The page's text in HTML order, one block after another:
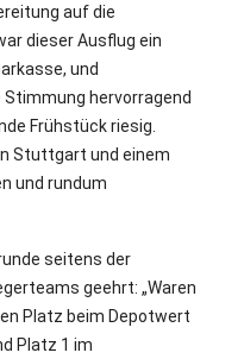
auf die
dieser Ausflug ein
und
hervorragend
Frühstück riesig.
Stuttgart und einem
und rundum
seitens der
geehrt: „Waren
Platz beim Depotwert
Platz 1 im